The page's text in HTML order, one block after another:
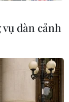
dàn cảnh